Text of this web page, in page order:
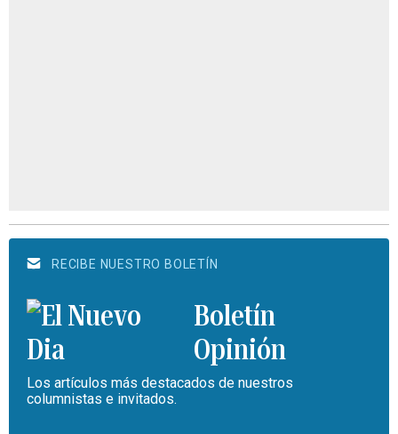
RECIBE NUESTRO BOLETÍN
Boletín
Opinión
Los artículos más destacados de nuestros
columnistas e invitados.